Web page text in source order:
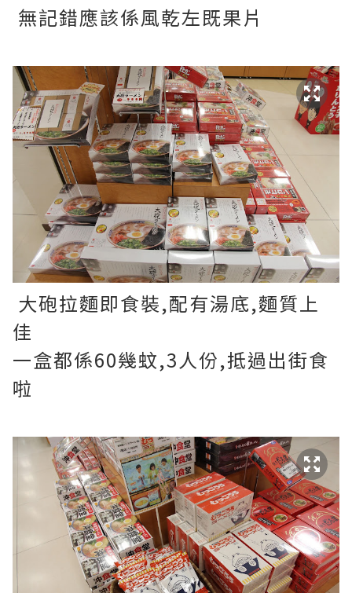
無記錯應該係風乾左既果片
大砲拉麵即食裝,配有湯底,麵質上
佳
一盒都係60幾蚊,3人份,抵過出街食
啦